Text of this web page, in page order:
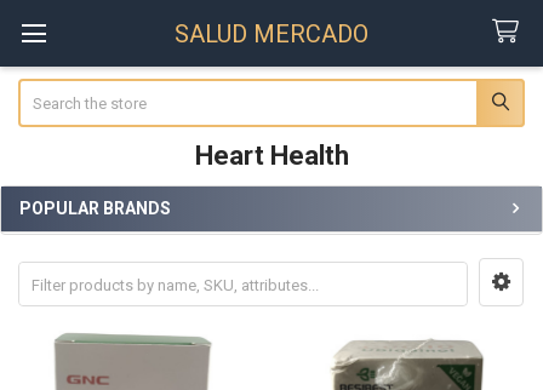
SALUD MERCADO
Heart Health
Sidebar
POPULAR BRANDS